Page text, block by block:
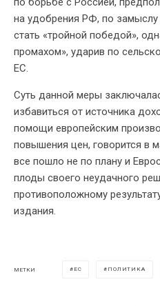
на удобрения РФ, по
стать «тройной победой»,
промахом», ударив по
ЕС.
Суть данной меры
избавиться от источника
помощи европейским
повышения цен, говорится в
все пошло не по плану и
плоды своего неудачного
противоположному
издания.
МЕТКИ ЕС ПОЛИТИКА